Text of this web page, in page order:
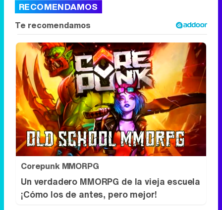
RECOMENDAMOS
Corepunk MMORPG
Un verdadero MMORPG de la vieja escuela
¡Cómo los de antes, pero mejor!